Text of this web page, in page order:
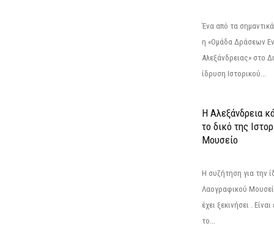
Ένα από τα
η «Ομάδα Δράσεων
Αλεξάνδρειας» στο
ίδρυση Ιστορικού...
Η Αλεξάνδρεια
το δικό της
Μουσείο
Η συζήτηση για την
Λαογραφικού
έχει ξεκινήσει .
το...